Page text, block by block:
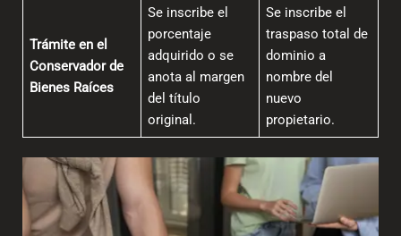
Trámite en el
Conservador de
Bienes Raíces
Se inscribe el
porcentaje
adquirido o se
anota al margen
del título
original.
Se inscribe el
traspaso total de
dominio a
nombre del
nuevo
propietario.